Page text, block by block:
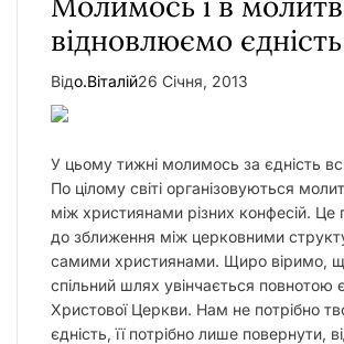
відновлюємо єдність
Відо.Віталій26 Січня, 2013
У цьому тижні молимось за єдність
По цілому світі організовуються
між християнами різних конфесій. Це
до зближення між церковними
самими християнами. Щиро віримо,
спільний шлях увінчається повнотою
Христової Церкви. Нам не потрібно
єдність, її потрібно лише повернути,